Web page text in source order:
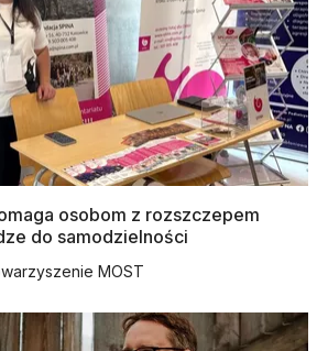
osobom z rozszczepem
do samodzielności
MOST